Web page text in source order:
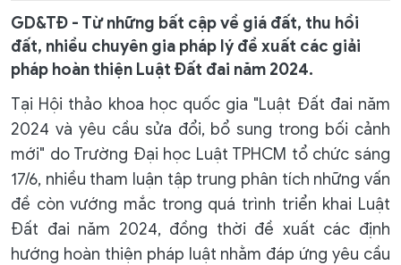
GD&TĐ - Từ những bất cập về giá đất, thu hồi
đất, nhiều chuyên gia pháp lý đề xuất các giải
pháp hoàn thiện Luật Đất đai năm 2024.
Tại Hội thảo khoa học quốc gia "Luật Đất đai năm
2024 và yêu cầu sửa đổi, bổ sung trong bối cảnh
mới" do Trường Đại học Luật TPHCM tổ chức sáng
17/6, nhiều tham luận tập trung phân tích những vấn
đề còn vướng mắc trong quá trình triển khai Luật
Đất đai năm 2024, đồng thời đề xuất các định
hướng hoàn thiện pháp luật nhằm đáp ứng yêu cầu